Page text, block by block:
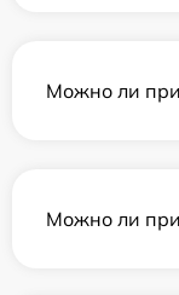
Можно ли
Можно ли